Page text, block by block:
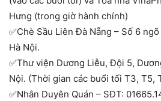
Hưng (trong giờ hành chính)
✅Chè Sầu Liên Đà Nẵng – Số 6
Hà Nội.
✅Thư viện Dương Liễu, Đội 5,
Nội. (Thời gian các buổi tối T3, T5,
✅Nhân Duyên Quán – SĐT: